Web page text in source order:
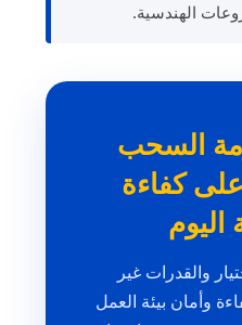
الهندسية.
السحب
كفاءة
والقدرات غير
وأمان بيئة العمل